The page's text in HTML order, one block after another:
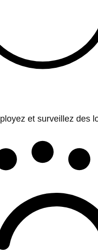
et surveillez des